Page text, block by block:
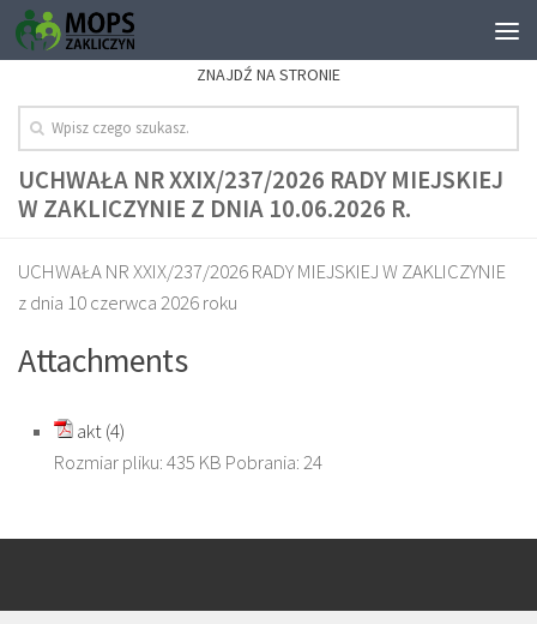
ZNAJDŹ NA STRONIE
UCHWAŁA NR XXIX/237/2026 RADY MIEJSKIEJ
W ZAKLICZYNIE Z DNIA 10.06.2026 R.
UCHWAŁA NR XXIX/237/2026 RADY MIEJSKIEJ W ZAKLICZYNIE
z dnia 10 czerwca 2026 roku
Attachments
akt (4)
Rozmiar pliku:435 KB Pobrania:24